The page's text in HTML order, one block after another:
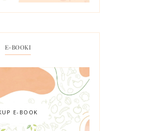
E-BOOKI
E-BOOK